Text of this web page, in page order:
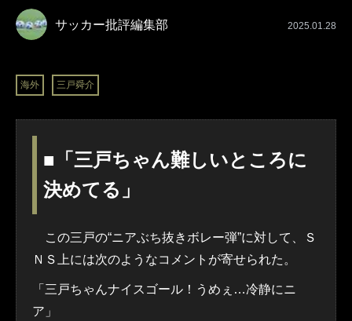
サッカー批評編集部 2025.01.28
海外 三戸舜介
■「三戸ちゃん難しいところに
決めてる」
この三戸の“ニアぶち抜きボレー弾”に対して、Ｓ
ＮＳ上には次のようなコメントが寄せられた。
「三戸ちゃんナイスゴール！うめぇ…冷静にニ
ア」